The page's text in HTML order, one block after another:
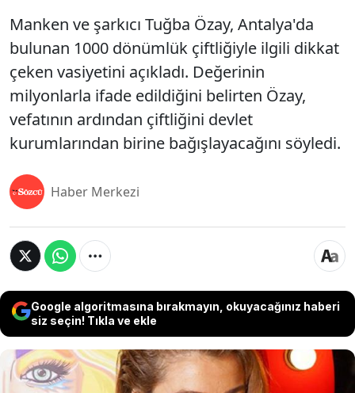
Manken ve şarkıcı Tuğba Özay, Antalya'da
bulunan 1000 dönümlük çiftliğiyle ilgili dikkat
çeken vasiyetini açıkladı. Değerinin
milyonlarla ifade edildiğini belirten Özay,
vefatının ardından çiftliğini devlet
kurumlarından birine bağışlayacağını söyledi.
Haber Merkezi
Google algoritmasına bırakmayın, okuyacağınız haberi
siz seçin! Tıkla ve ekle